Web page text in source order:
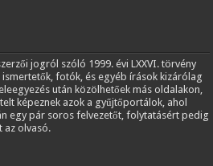
jogról szóló 1999. évi LXXVI. törvény
fotók, és egyéb írások kizárólag
után közölhetőek más oldalakon,
képeznek azok a gyűjtőportálok, ahol
egy pár soros felvezetőt, folytatásért pedig
az olvasó.